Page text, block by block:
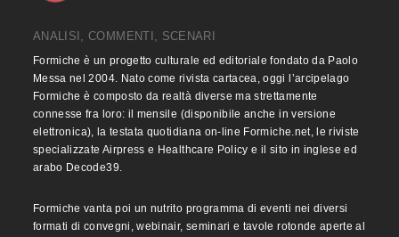
ANALISI, COMMENTI, SCENARI
Formiche è un progetto culturale ed editoriale fondato da Paolo
Messa nel 2004. Nato come rivista cartacea, oggi l’arcipelago
Formiche è composto da realtà diverse ma strettamente
connesse fra loro: il mensile (disponibile anche in versione
elettronica), la testata quotidiana on-line Formiche.net, le riviste
specializzate Airpress e Healthcare Policy e il sito in inglese ed
arabo Decode39.
Formiche vanta poi un nutrito programma di eventi nei diversi
formati di convegni, webinair, seminari e tavole rotonde aperte al